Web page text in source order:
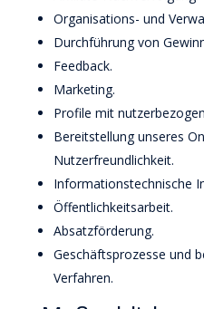
Organisations- und
Durchführung von
Feedback.
Marketing.
Profile mit
Bereitstellung unseres
Nutzerfreundlichkeit.
Informationstechnische
Öffentlichkeitsarbeit.
Absatzförderung.
Geschäftsprozesse und
Verfahren.